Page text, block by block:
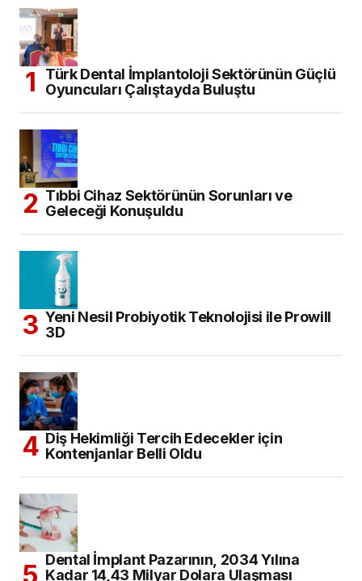
Türk Dental İmplantoloji Sektörünün Güçlü
Oyuncuları Çalıştayda Buluştu
Tıbbi Cihaz Sektörünün Sorunları ve
Geleceği Konuşuldu
Yeni Nesil Probiyotik Teknolojisi ile Prowill
3D
Diş Hekimliği Tercih Edecekler için
Kontenjanlar Belli Oldu
Dental İmplant Pazarının, 2034 Yılına
Kadar 14,43 Milyar Dolara Ulaşması